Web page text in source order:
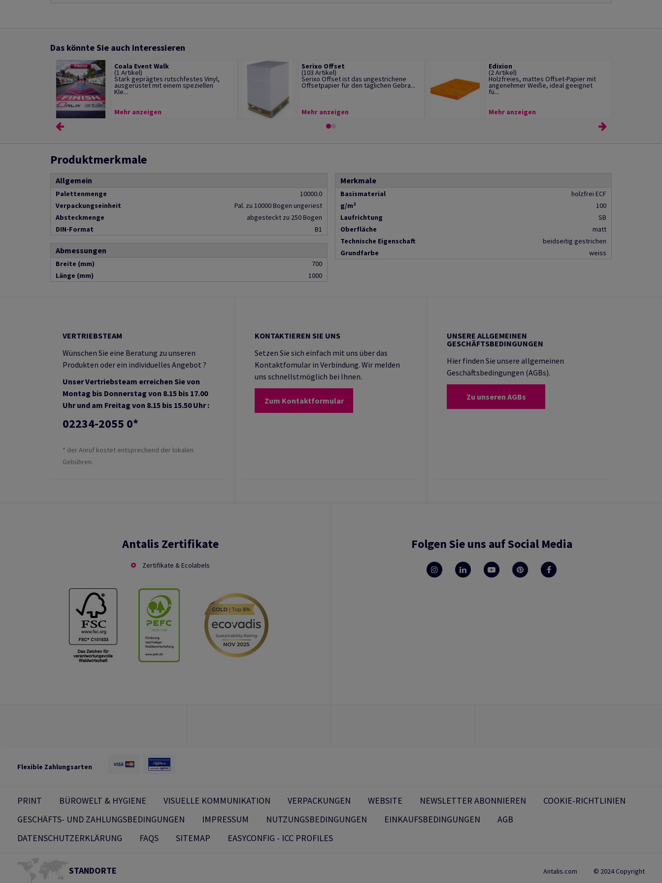
Das könnte Sie auch interessieren
Coala Event Walk
(1 Artikel)
Stark geprägtes rutschfestes Vinyl,
ausgerüstet mit einem speziellen
Kle...
Mehr anzeigen
Serixo Offset
(103 Artikel)
Serixo Offset ist das ungestrichene
Offsetpapier für den täglichen Gebra...
Mehr anzeigen
Edixion
(2 Artikel)
Holzfreies, mattes Offset-Papier mit
angenehmer Weiße, ideal geeignet
fü...
Mehr anzeigen
Produktmerkmale
Allgemein
Palettenmenge
10000.0
Verpackungseinheit
Pal. zu 10000 Bogen ungeriest
Absteckmenge
abgesteckt zu 250 Bogen
DIN-Format
B1
Abmessungen
Breite (mm)
700
Länge (mm)
1000
Merkmale
Basismaterial
holzfrei ECF
g/m²
100
Laufrichtung
SB
Oberfläche
matt
Technische Eigenschaft
beidseitig gestrichen
Grundfarbe
weiss
VERTRIEBSTEAM
Wünschen Sie eine Beratung zu unseren
Produkten oder ein individuelles Angebot ?
Unser Vertriebsteam erreichen Sie von
Montag bis Donnerstag von 8.15 bis 17.00
Uhr und am Freitag von 8.15 bis 15.50 Uhr :
02234-2055 0*
* der Anruf kostet entsprechend der lokalen
Gebühren.
KONTAKTIEREN SIE UNS
Setzen Sie sich einfach mit uns über das
Kontaktfomular in Verbindung. Wir melden
uns schnellstmöglich bei Ihnen.
Zum Kontaktformular
UNSERE ALLGEMEINEN
GESCHÄFTSBEDINGUNGEN
Hier finden Sie unsere allgemeinen
Geschäftsbedingungen (AGBs).
Zu unseren AGBs
Antalis Zertifikate
Zertifikate & Ecolabels
Folgen Sie uns auf Social Media
Flexible Zahlungsarten
PRINT BÜROWELT & HYGIENE VISUELLE KOMMUNIKATION VERPACKUNGEN WEBSITE NEWSLETTER ABONNIEREN
COOKIE-RICHTLINIEN
GESCHÄFTS- UND ZAHLUNGSBEDINGUNGEN
IMPRESSUM NUTZUNGSBEDINGUNGEN EINKAUFSBEDINGUNGEN
AGB
DATENSCHUTZERKLÄRUNG
FAQS SITEMAP EASYCONFIG - ICC PROFILES
STANDORTE Antalis.com © 2024 Copyright